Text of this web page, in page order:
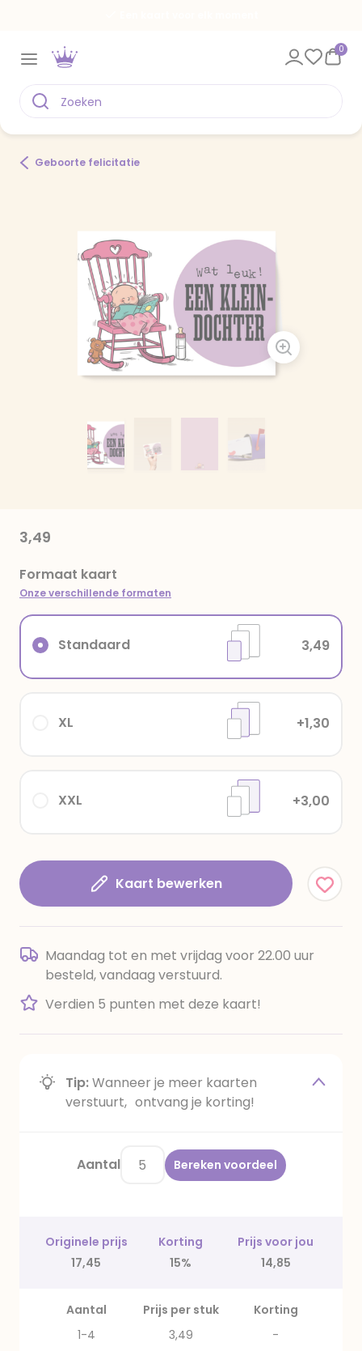
0
Geboorte felicitatie
3,49
Formaat kaart
Onze verschillende formaten
XXL +3,00
XL +1,30
Standaard 3,49
Kaart bewerken
Maandag tot en met vrijdag voor 22.00 uur
besteld, vandaag verstuurd.
Verdien 5 punten met deze kaart!
Tip:Wanneer je meer kaarten
verstuurt, ontvang je korting!
Aantal Bereken voordeel
Originele prijs Korting
Prijs voor jou
17,45
15% 14,85
Aantal Prijs per stuk
Korting
1-4
3,49
-